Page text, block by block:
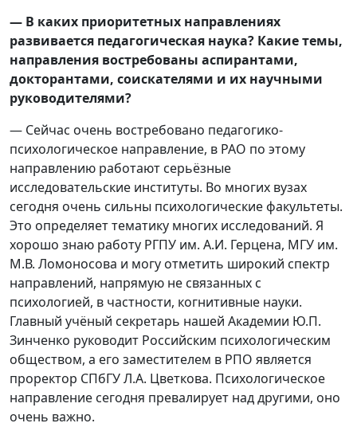
— В каких приоритетных направлениях
развивается педагогическая наука? Какие темы,
направления востребованы аспирантами,
докторантами, соискателями и их научными
руководителями?
— Сейчас очень востребовано педагогико-
психологическое направление, в РАО по этому
направлению работают серьёзные
исследовательские институты. Во многих вузах
сегодня очень сильны психологические факультеты.
Это определяет тематику многих исследований. Я
хорошо знаю работу РГПУ им. А.И. Герцена, МГУ им.
М.В. Ломоносова и могу отметить широкий спектр
направлений, напрямую не связанных с
психологией, в частности, когнитивные науки.
Главный учёный секретарь нашей Академии Ю.П.
Зинченко руководит Российским психологическим
обществом, а его заместителем в РПО является
проректор СПбГУ Л.А. Цветкова. Психологическое
направление сегодня превалирует над другими, оно
очень важно.